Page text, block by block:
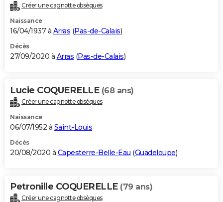
Créer une cagnotte obsèques
Naissance
16/04/1937 à Arras (Pas-de-Calais)
Décès
27/09/2020 à Arras (Pas-de-Calais)
Lucie COQUERELLE (68 ans)
Créer une cagnotte obsèques
Naissance
06/07/1952 à Saint-Louis
Décès
20/08/2020 à Capesterre-Belle-Eau (Guadeloupe)
Petronille COQUERELLE (79 ans)
Créer une cagnotte obsèques